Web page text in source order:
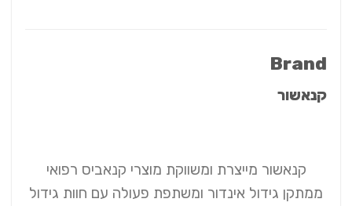
Brand
קנאשור
קנאשור מייצרת ומשווקת מוצרי קנאביס רפואי
ממתקן גידול אינדור ומשתפת פעולה עם חוות גידול